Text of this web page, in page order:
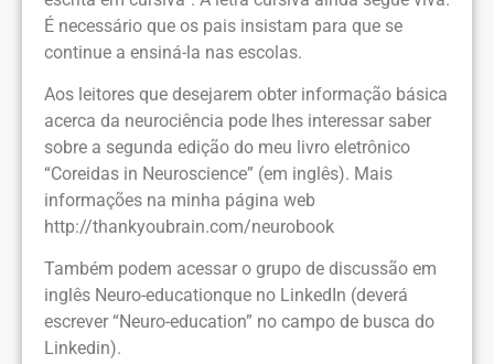
É necessário que os pais insistam para que se
continue a ensiná-la nas escolas.
Aos leitores que desejarem obter informação básica
acerca da neurociência pode lhes interessar saber
sobre a segunda edição do meu livro eletrônico
“Coreidas in Neuroscience” (em inglês). Mais
informações na minha página web
http://thankyoubrain.com/neurobook
Também podem acessar o grupo de discussão em
inglês Neuro-educationque no LinkedIn (deverá
escrever “Neuro-education” no campo de busca do
Linkedin).